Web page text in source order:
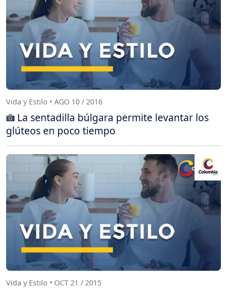
Vida y Estilo • AGO 10 / 2016
La sentadilla búlgara permite levantar los
glúteos en poco tiempo
Vida y Estilo • OCT 21 / 2015